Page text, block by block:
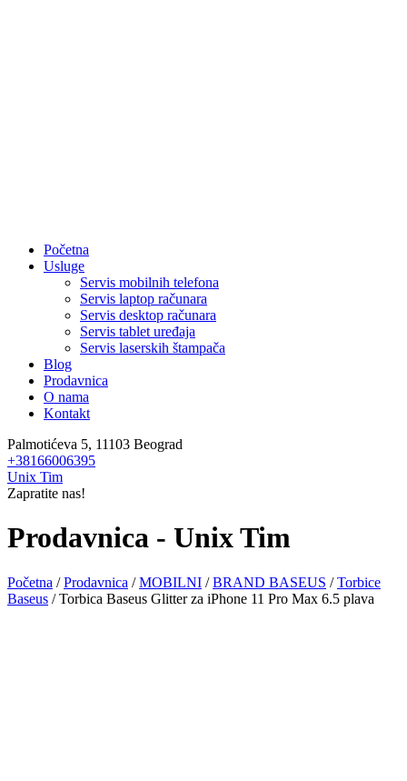
Početna
Usluge
Servis mobilnih telefona
Servis laptop računara
Servis desktop računara
Servis tablet uređaja
Servis laserskih štampača
Blog
Prodavnica
O nama
Kontakt
Palmotićeva 5, 11103 Beograd
+38166006395
Unix Tim
Zapratite nas!
Prodavnica - Unix Tim
Početna /Prodavnica /MOBILNI /BRAND BASEUS /Torbice
Baseus / Torbica Baseus Glitter za iPhone 11 Pro Max 6.5 plava